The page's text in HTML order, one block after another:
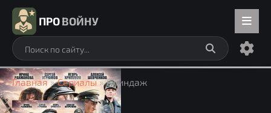
ПРОВОЙНУ
Главная»Сериалы» Блиндаж